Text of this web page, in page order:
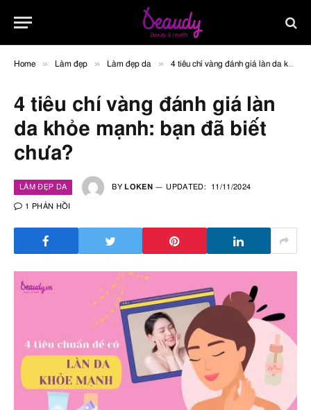
Home » Làm đẹp » Làm đẹp da » 4 tiêu chí vàng đánh giá làn da khỏe mạnh: bạn đã biết chưa?
4 tiêu chí vàng đánh giá làn
da khỏe mạnh: bạn đã biết
chưa?
LÀM ĐẸP DA BY LOKEN UPDATED: 11/11/2024
1 PHẢN HỒI